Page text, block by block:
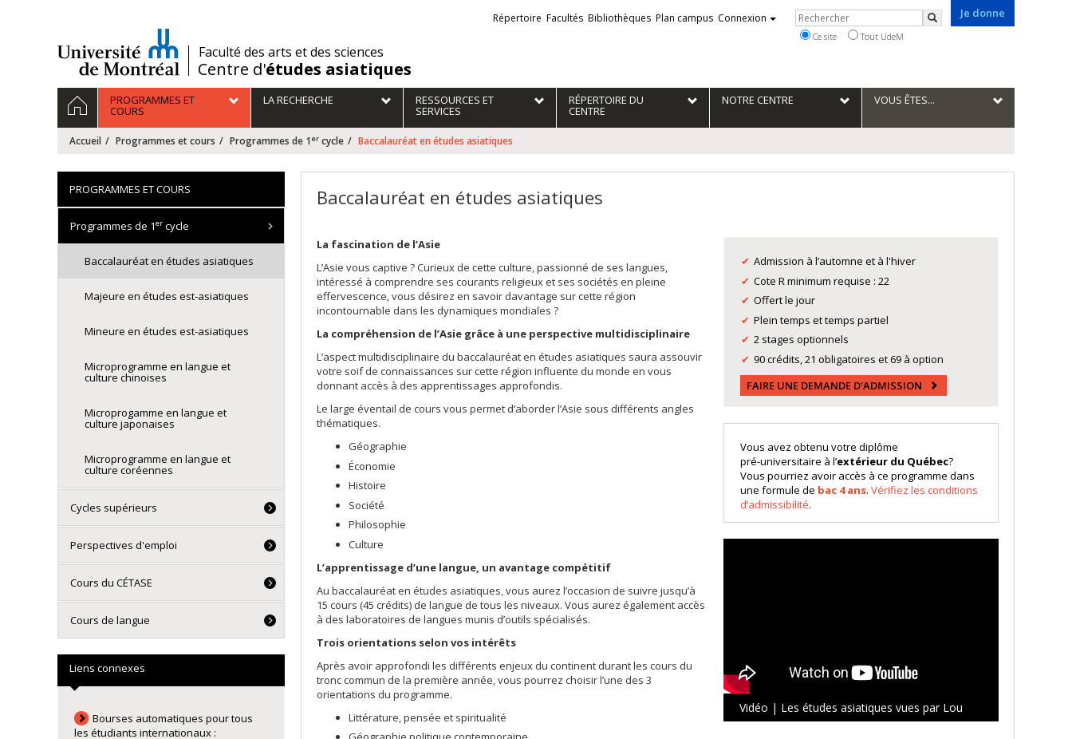
/Faculté des arts et des sciences
Centre d'études asiatiques
Je donne
Liens
externes
Répertoire Facultés Bibliothèques Plan campus Connexion Rechercher
Rechercher
Ce site Tout UdeM
Navigation
principale
ACCUEILPROGRAMMES ET
COURS
LA RECHERCHE RESSOURCES ET
SERVICES
RÉPERTOIRE DU
CENTRE
NOTRE CENTRE VOUS ÊTES...
Accueil Programmes et cours Programmes de 1er cycle Baccalauréat en études asiatiques
Baccalauréat en études asiatiques
La fascination de l’Asie
L’Asie vous captive ? Curieux de cette culture, passionné de ses langues,
intéressé à comprendre ses courants religieux et ses sociétés en pleine
effervescence, vous désirez en savoir davantage sur cette région
incontournable dans les dynamiques mondiales ?
La compréhension de l’Asie grâce à une perspective multidisciplinaire
L’aspect multidisciplinaire du baccalauréat en études asiatiques saura assouvir
votre soif de connaissances sur cette région influente du monde en vous
donnant accès à des apprentissages approfondis.
Le large éventail de cours vous permet d’aborder l’Asie sous différents angles
thématiques.
Géographie
Économie
Histoire
Société
Philosophie
Culture
L’apprentissage d’une langue, un avantage compétitif
Au baccalauréat en études asiatiques, vous aurez l’occasion de suivre jusqu’à
15 cours (45 crédits) de langue de tous les niveaux. Vous aurez également accès
à des laboratoires de langues munis d’outils spécialisés.
Trois orientations selon vos intérêts
Après avoir approfondi les différents enjeux du continent durant les cours du
tronc commun de la première année, vous pourrez choisir l’une des 3
orientations du programme.
Littérature, pensée et spiritualité
Admission à l’automne et à l'hiver
Cote R minimum requise : 22
Offert le jour
Plein temps et temps partiel
2 stages optionnels
90 crédits, 21 obligatoires et 69 à option
FAIRE UNE DEMANDE D'ADMISSION
Vous avez obtenu votre diplôme
pré-universitaire à l’extérieur du Québec?
Vous pourriez avoir accès à ce programme dans
une formule de bac 4 ans.Vérifiez les conditions
d’admissibilité.
Vidéo | Les études asiatiques vues par Lou
PROGRAMMES ET COURS
Programmes de 1er cycle
Baccalauréat en études asiatiques
Majeure en études est-asiatiques
Mineure en études est-asiatiques
Microprogramme en langue et
culture chinoises
Microprogamme en langue et
culture japonaises
Microprogramme en langue et
culture coréennes
Cycles supérieurs
Perspectives d'emploi
Cours du CÉTASE
Cours de langue
Liens connexes
Bourses automatiques pour tous
les étudiants internationaux :